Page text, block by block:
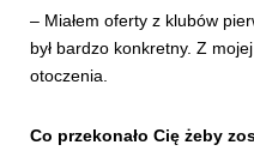
– Miałem oferty z klubów
był bardzo konkretny. Z
otoczenia.
Co przekonało Cię żeby